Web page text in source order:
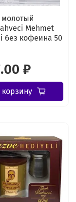
Mehmet
без кофеина 50
₽
корзину